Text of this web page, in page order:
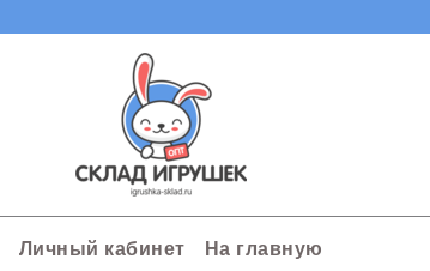
Личный кабинет На главную